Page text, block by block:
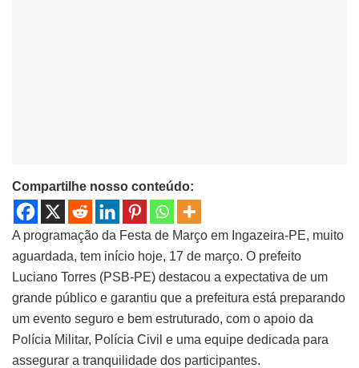
Compartilhe nosso conteúdo:
A programação da Festa de Março em Ingazeira-PE, muito
aguardada, tem início hoje, 17 de março. O prefeito
Luciano Torres (PSB-PE) destacou a expectativa de um
grande público e garantiu que a prefeitura está preparando
um evento seguro e bem estruturado, com o apoio da
Polícia Militar, Polícia Civil e uma equipe dedicada para
assegurar a tranquilidade dos participantes.